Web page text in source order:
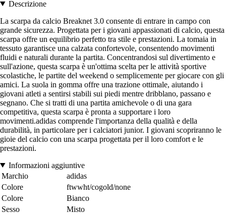
Descrizione
La scarpa da calcio Breaknet 3.0 consente di entrare in campo con
grande sicurezza. Progettata per i giovani appassionati di calcio, questa
scarpa offre un equilibrio perfetto tra stile e prestazioni. La tomaia in
tessuto garantisce una calzata confortevole, consentendo movimenti
fluidi e naturali durante la partita. Concentrandosi sul divertimento e
sull'azione, questa scarpa è un'ottima scelta per le attività sportive
scolastiche, le partite del weekend o semplicemente per giocare con gli
amici. La suola in gomma offre una trazione ottimale, aiutando i
giovani atleti a sentirsi stabili sui piedi mentre dribblano, passano e
segnano. Che si tratti di una partita amichevole o di una gara
competitiva, questa scarpa è pronta a supportare i loro
movimenti.adidas comprende l'importanza della qualità e della
durabilità, in particolare per i calciatori junior. I giovani scopriranno le
gioie del calcio con una scarpa progettata per il loro comfort e le
prestazioni.
Informazioni aggiuntive
Marchio
adidas
Colore
ftwwht/cogold/none
Colore
Bianco
Sesso
Misto